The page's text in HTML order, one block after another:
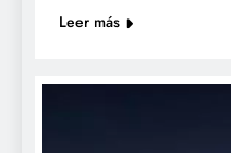
Leer más